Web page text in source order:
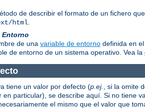
de describir el formato de un fichero
html
Entorno
de una variable de entorno definida en
de entorno de un sistema operativo. Vea la
tiene un valor por defecto (p.ej., si la omite
en particular), se describe aquí. Si no tiene
el mismo que el valor que